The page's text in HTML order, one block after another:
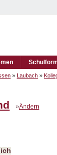
» Laubach »
»Ändern